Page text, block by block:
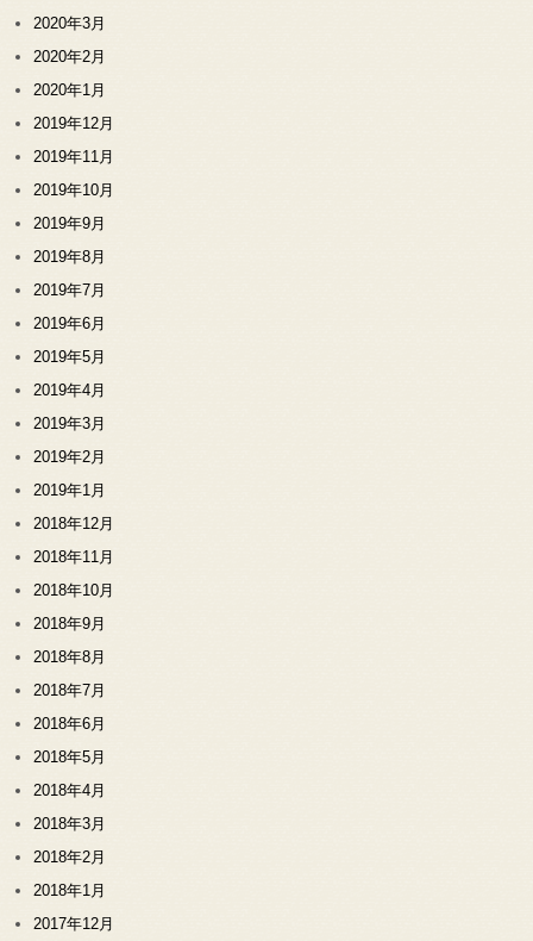
2020年3月
2020年2月
2020年1月
2019年12月
2019年11月
2019年10月
2019年9月
2019年8月
2019年7月
2019年6月
2019年5月
2019年4月
2019年3月
2019年2月
2019年1月
2018年12月
2018年11月
2018年10月
2018年9月
2018年8月
2018年7月
2018年6月
2018年5月
2018年4月
2018年3月
2018年2月
2018年1月
2017年12月